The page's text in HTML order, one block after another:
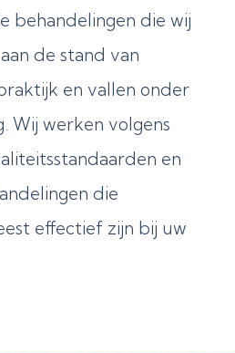
behandelingen die wij
de stand van
en vallen onder
Wij werken volgens
en
die
effectief zijn bij uw